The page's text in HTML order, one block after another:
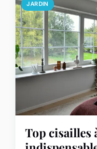
JARDIN
Top cisailles